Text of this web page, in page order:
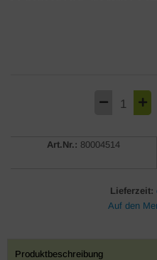
Art.Nr.: 80004514
Lieferzeit:
Produktbeschreibung